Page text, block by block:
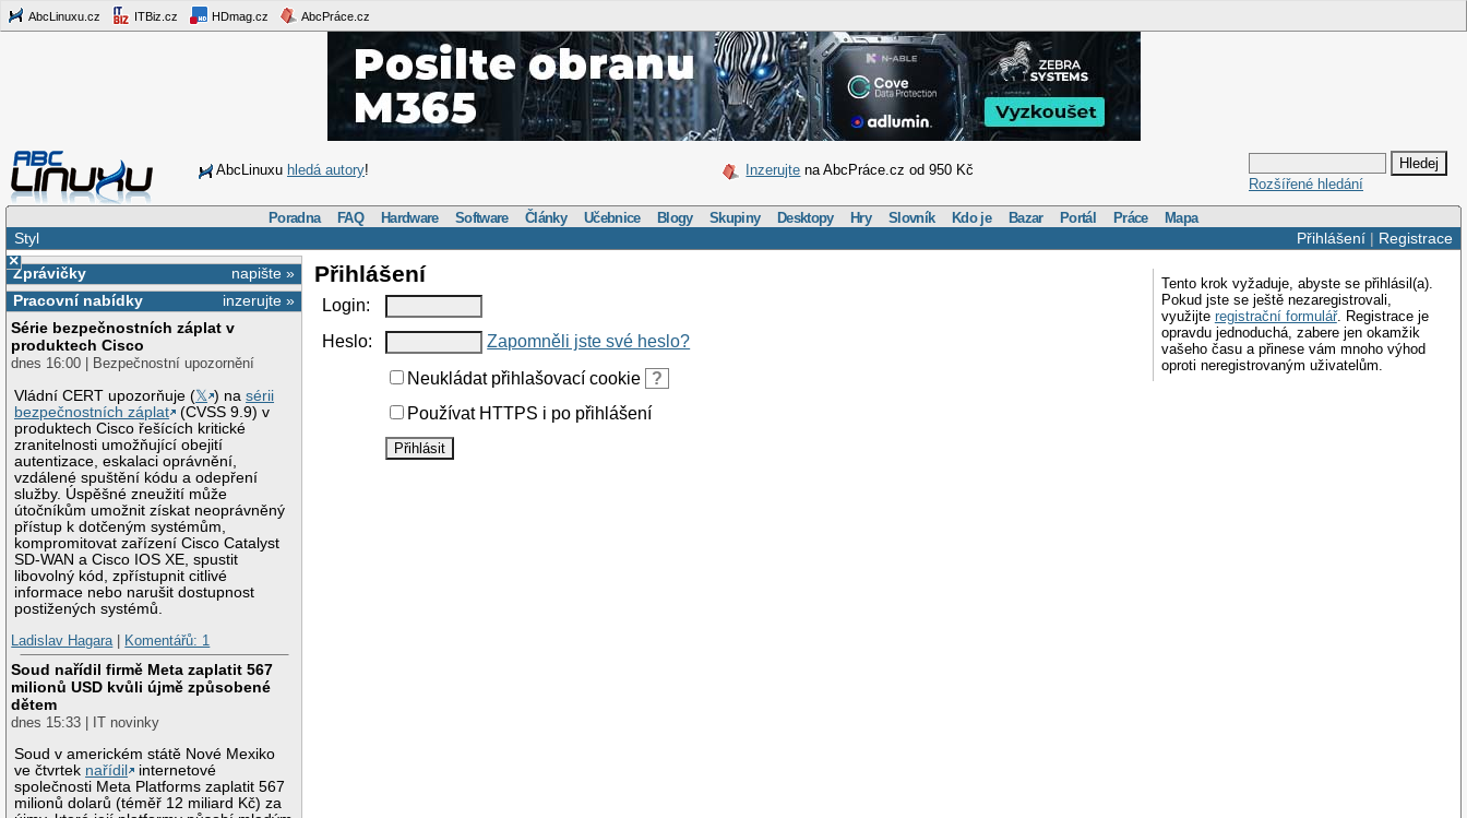
AbcLinuxu.cz ITBiz.cz HDmag.cz AbcPráce.cz
AbcLinuxu hledá autory! Inzerujte na AbcPráce.cz od 950 Kč
Rozšířené hledání
Poradna FAQ Hardware Software Články Učebnice Blogy Skupiny Desktopy Hry Slovník Kdo je Bazar Portál Práce Mapa
Přihlášení| Registrace
Styl
×
napište »
Zprávičky
inzerujte »
Pracovní nabídky
Série bezpečnostních záplat v
produktech Cisco
dnes 16:00 | Bezpečnostní upozornění
Vládní CERT upozorňuje (𝕏 ) nasérii
bezpečnostních záplat
(CVSS 9.9) v
produktech Cisco řešících kritické
zranitelnosti umožňující obejití
autentizace, eskalaci oprávnění,
vzdálené spuštění kódu a odepření
služby. Úspěšné zneužití může
útočníkům umožnit získat neoprávněný
přístup k dotčeným systémům,
kompromitovat zařízení Cisco Catalyst
SD-WAN a Cisco IOS XE, spustit
libovolný kód, zpřístupnit citlivé
informace nebo narušit dostupnost
postižených systémů.
Ladislav Hagara| Komentářů: 1
Soud nařídil firmě Meta zaplatit 567
milionů USD kvůli újmě způsobené
dětem
dnes 15:33 | IT novinky
Soud v americkém státě Nové Mexiko
ve čtvrtek nařídil
internetové
společnosti Meta Platforms zaplatit 567
milionů dolarů (téměř 12 miliard Kč) za
Tento krok vyžaduje, abyste se přihlásil(a).
Pokud jste se ještě nezaregistrovali,
využijte registrační formulář. Registrace je
opravdu jednoduchá, zabere jen okamžik
vašeho času a přinese vám mnoho výhod
oproti neregistrovaným uživatelům.
Přihlášení
Login:
Heslo:
Zapomněli jste své heslo?
Neukládat přihlašovací cookie
?
Používat HTTPS i po přihlášení